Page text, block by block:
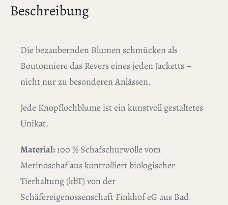
Beschreibung
Die bezaubernden Blumen schmücken als
Boutonniere das Revers eines jeden Jacketts –
nicht nur zu besonderen Anlässen.
Jede Knopflochblume ist ein kunstvoll gestaltetes
Unikat.
Material:100 % Schafschurwolle vom
Merinoschaf aus kontrolliert biologischer
Tierhaltung (kbT) von der
Schäfereigenossenschaft Finkhof eG aus Bad